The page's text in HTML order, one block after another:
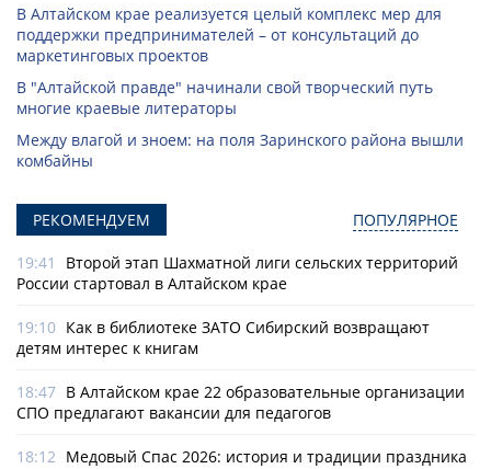
В Алтайском крае реализуется целый комплекс мер для
поддержки предпринимателей – от консультаций до
маркетинговых проектов
В "Алтайской правде" начинали свой творческий путь
многие краевые литераторы
Между влагой и зноем: на поля Заринского района вышли
комбайны
РЕКОМЕНДУЕМ ПОПУЛЯРНОЕ
19:41
Второй этап Шахматной лиги сельских территорий
России стартовал в Алтайском крае
19:10 Как в библиотеке ЗАТО Сибирский возвращают
детям интерес к книгам
18:47 В Алтайском крае 22 образовательные организации
СПО предлагают вакансии для педагогов
18:12 Медовый Спас 2026: история и традиции праздника